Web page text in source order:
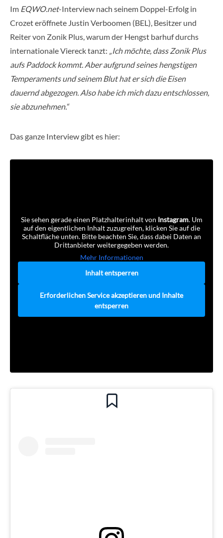
Im EQWO.net-Interview nach seinem Doppel-Erfolg in
Crozet eröffnete Justin Verboomen (BEL), Besitzer und
Reiter von Zonik Plus, warum der Hengst barhuf durchs
internationale Viereck tanzt:
„Ich möchte, dass Zonik Plus
aufs Paddock kommt. Aber aufgrund seines hengstigen
Temperaments und seinem Blut hat er sich die Eisen
dauernd abgezogen. Also habe ich mich dazu entschlossen,
sie abzunehmen.“
Das ganze Interview gibt es hier:
Sie sehen gerade einen Platzhalterinhalt von Instagram. Um
auf den eigentlichen Inhalt zuzugreifen, klicken Sie auf die
Schaltfläche unten. Bitte beachten Sie, dass dabei Daten an
Drittanbieter weitergegeben werden.
Mehr Informationen
Inhalt entsperren
Erforderlichen Service akzeptieren und Inhalte
entsperren